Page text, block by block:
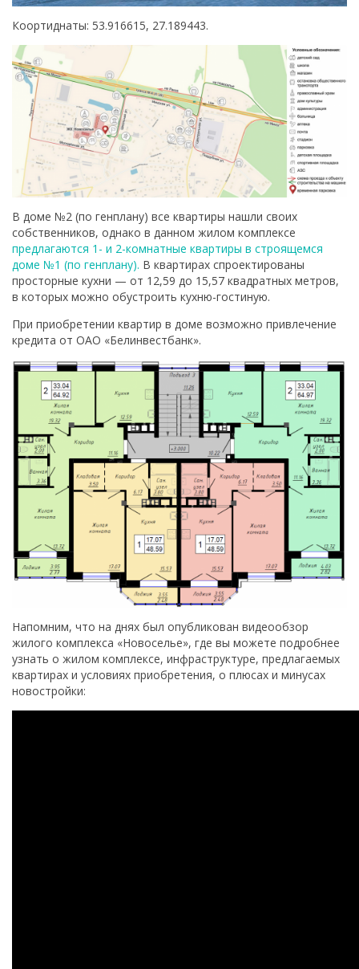
Коортиднаты: 53.916615, 27.189443.
В доме №2 (по генплану) все квартиры нашли своих
собственников, однако в данном жилом комплексе
предлагаются 1- и 2-комнатные квартиры в строящемся
доме №1 (по генплану). В квартирах спроектированы
просторные кухни — от 12,59 до 15,57 квадратных метров,
в которых можно обустроить кухню-гостиную.
При приобретении квартир в доме возможно привлечение
кредита от ОАО «Белинвестбанк».
Напомним, что на днях был опубликован видеообзор
жилого комплекса «Новоселье», где вы можете подробнее
узнать о жилом комплексе, инфраструктуре, предлагаемых
квартирах и условиях приобретения, о плюсах и минусах
новостройки: